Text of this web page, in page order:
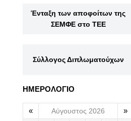
Ένταξη των αποφοίτων της
ΣΕΜΦΕ στο ΤΕΕ
Σύλλογος Διπλωματούχων
ΗΜΕΡΟΛΟΓΙΟ
« Αύγουστος 2026 »